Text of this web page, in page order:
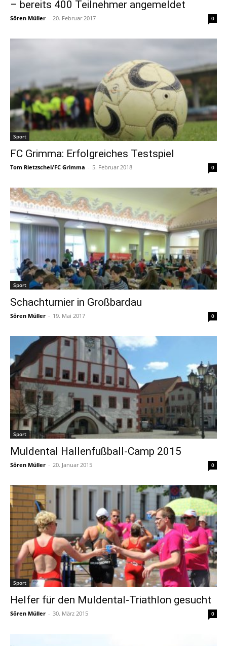
– bereits 400 Teilnehmer angemeldet
Sören Müller - 20. Februar 2017 0
Sport
FC Grimma: Erfolgreiches Testspiel
Tom Rietzschel/FC Grimma - 5. Februar 2018 0
Sport
Schachturnier in Großbardau
Sören Müller - 19. Mai 2017 0
Sport
Muldental Hallenfußball-Camp 2015
Sören Müller - 20. Januar 2015 0
Sport
Helfer für den Muldental-Triathlon gesucht
Sören Müller - 30. März 2015 0